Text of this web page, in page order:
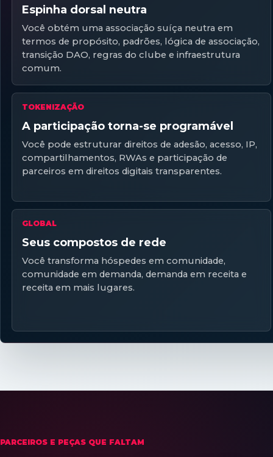
Espinha dorsal neutra
Você obtém uma associação suíça neutra em
termos de propósito, padrões, lógica de associação,
transição DAO, regras do clube e infraestrutura
comum.
TOKENIZAÇÃO
A participação torna-se programável
Você pode estruturar direitos de adesão, acesso, IP,
compartilhamentos, RWAs e participação de
parceiros em direitos digitais transparentes.
GLOBAL
Seus compostos de rede
Você transforma hóspedes em comunidade,
comunidade em demanda, demanda em receita e
receita em mais lugares.
PARCEIROS E PEÇAS QUE FALTAM